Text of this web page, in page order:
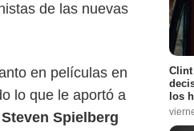
de las nuevas
en películas en
lo que le aportó a
Spielberg
los